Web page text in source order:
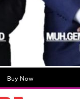
Buy Now